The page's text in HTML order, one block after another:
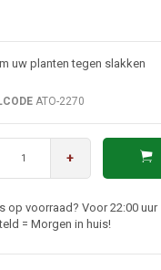
uw planten tegen slakken
ATO-2270
+
op voorraad? Voor 22:00 uur
= Morgen in huis!